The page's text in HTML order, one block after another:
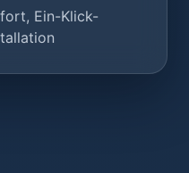
Ein-Klick-